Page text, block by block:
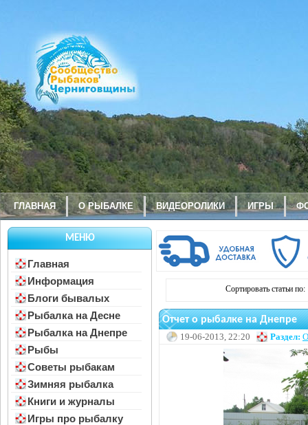
ГЛАВНАЯ О РЫБАЛКЕ ВИДЕОРОЛИКИ ИГРЫ
МЕНЮ
Главная
Информация
Блоги бывалых
Рыбалка на Десне
Рыбалка на Днепре
Рыбы
Советы рыбакам
Зимняя рыбалка
Книги и журналы
Игры про рыбалку
Сортировать статьи по:
Отчет о рыбалке на Днепре
19-06-2013, 22:20 Раздел: